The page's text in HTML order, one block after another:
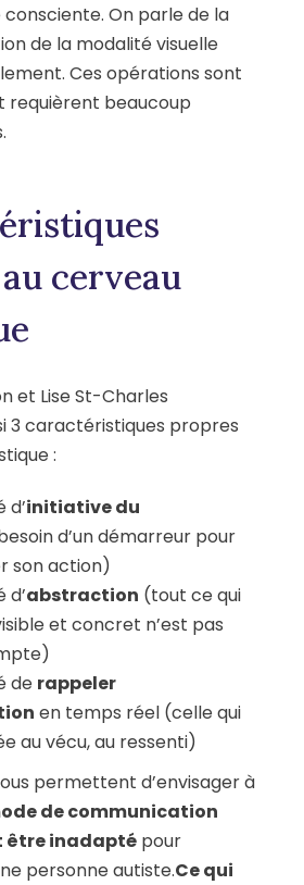
On parle de la
de la modalité visuelle
Ces opérations sont
requièrent beaucoup
cerveau
et Lise St-Charles
3 caractéristiques propres
:
d’initiative du
d’un démarreur pour
son action)
d’abstraction (tout ce qui
et concret n’est pas
de rappeler
en temps réel (celle qui
au vécu, au ressenti)
permettent d’envisager à
de communication
être inadapté pour
personne autiste.Ce qui